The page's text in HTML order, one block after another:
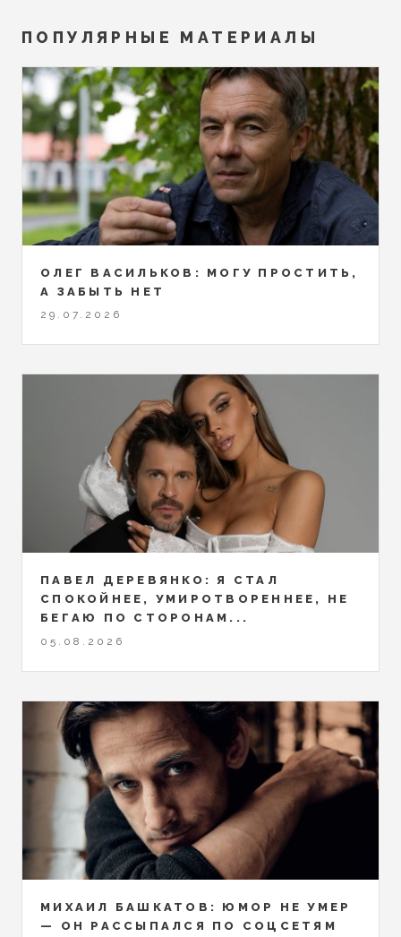
ПОПУЛЯРНЫЕ МАТЕРИАЛЫ
ОЛЕГ ВАСИЛЬКОВ: МОГУ ПРОСТИТЬ,
А ЗАБЫТЬ НЕТ
29.07.2026
ПАВЕЛ ДЕРЕВЯНКО: Я СТАЛ
СПОКОЙНЕЕ, УМИРОТВОРЕННЕЕ, НЕ
БЕГАЮ ПО СТОРОНАМ...
05.08.2026
МИХАИЛ БАШКАТОВ: ЮМОР НЕ УМЕР
— ОН РАССЫПАЛСЯ ПО СОЦСЕТЯМ